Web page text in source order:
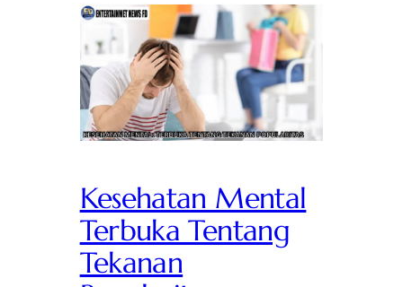
Kesehatan Mental
Terbuka Tentang
Tekanan